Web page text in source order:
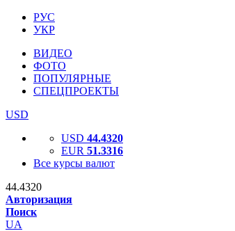
РУС
УКР
ВИДЕО
ФОТО
ПОПУЛЯРНЫЕ
СПЕЦПРОЕКТЫ
USD
USD 44.4320
EUR 51.3316
Все курсы валют
44.4320
Авторизация
Поиск
UA